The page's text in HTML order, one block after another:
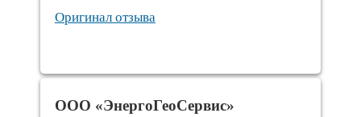
Оригинал отзыва
ООО «ЭнергоГеоСервис»